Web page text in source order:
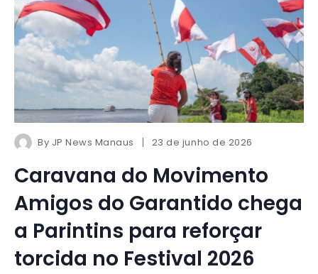
By JP News Manaus 23 de junho de 2026
Caravana do Movimento
Amigos do Garantido chega
a Parintins para reforçar
torcida no Festival 2026